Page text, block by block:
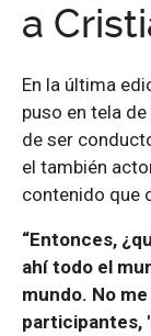
a
En la última
puso en tela
de ser
el también
contenido que
“Entonces,
ahí todo el
mundo. No
participantes,